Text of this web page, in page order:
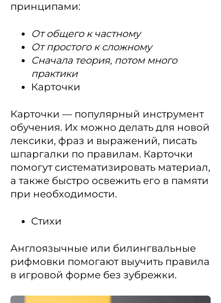
принципами:
От общего к частному
От простого к сложному
Сначала теория, потом много
практики
Карточки
Карточки — популярный инструмент
обучения. Их можно делать для новой
лексики, фраз и выражений, писать
шпаргалки по правилам. Карточки
помогут систематизировать материал,
а также быстро освежить его в памяти
при необходимости.
Стихи
Англоязычные или билингвальные
рифмовки помогают выучить правила
в игровой форме без зубрежки.